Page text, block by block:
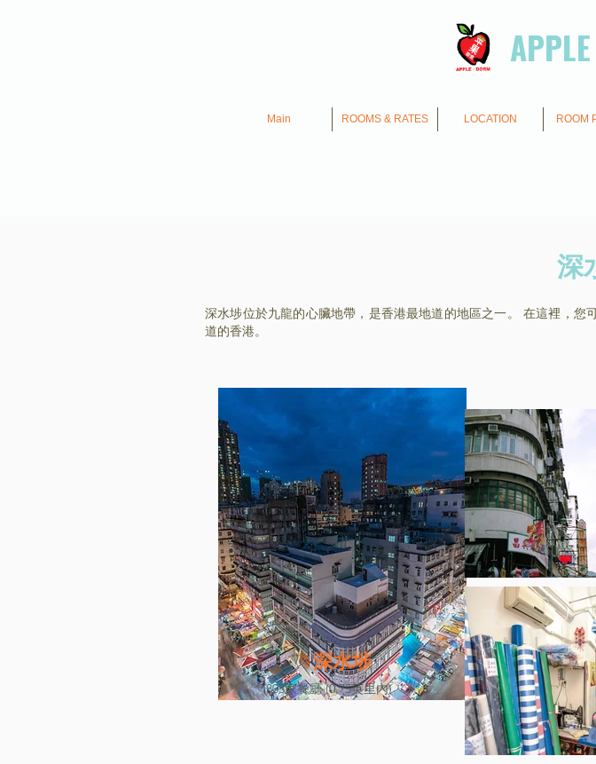
Main ROOMS & RATES LOCATION ROOM
深
深水埗位於九龍的心臟地帶，是香港最地道的地區之一。 在這裡，
道的香港。
深水埗
303家餐廳 (0.75英里內)